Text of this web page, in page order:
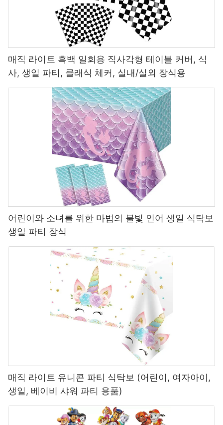
2. 중국에 대한 시사점
S 파티 용품 수출
A. 금지 된 제품에 직접적인 영향을 미칩니다
’
S 제한을 포함합니다:
- 플라스틱 풍선과 막대기.
- 플라스틱 색종이와 반짝이.
- 복구 불가능 플라스틱 포장.
중국 수출업자의 결과:
- 비준수 제품에 대한 시장 접근 손실.
- EU 세관에서 수익/거부 증가.
- 유럽 구매자의 주문이 준수 공급 업체로 이동합니다.
B. 준수 비용 상승
EU 표준을 충족시키기 위해서는 중국 제조업체가 있어야합니다:
- 제품을 재구성 (예 : 기존 플라스틱 대신 PLA 바이오 플라스틱 사
- 테스트 및 인증에 투자하십시오 (예 : tüv, 생분해 성을위한 퇴비).
- 재활용 표준을 충족하도록 포장을 재 설계합니다.
이러한 조정은 생산 비용을 증가시켜 수출업자의 이익 마진을 압박
C. 현지 EU 공급 업체에 대한 경쟁 단점
유럽 ​​제조업체는 점점 더 친환경적인 파티 용품을 생산하고 있으며:
- 물류 비용 절감 (대륙 교차 배송 없음).
- 지속 가능성에 대한 더 강력한 브랜드 신뢰.
- 녹색 제조에 대한 정부 보조금.
중국 수출 업체는 비용 효율적이고 준수하는 대안을 제공하거나 시
장 점유율을 잃어 버려 경쟁해야합니다.
3. 중국 수출업자를위한 적응 전략
- 생분해 성 플라스틱 (PLA, PHA) : EU 표준을 준수하지만 더 비쌉
- 종이 기반 대안 : 접시, 컵 및 장식에 점점 더 많이 사용됩니다.
- 재사용 가능한 파티 소모품 : 실리콘 테이블웨어, 직물 배너.
사례 연구 : 일부 중국 제조업체는 사탕 수수 기반 판과 쌀 껍질 칼로
로 성공적으로 전환하여 유럽 시장에서 승인을 얻었습니다.
B. 공급망 및 인증 강화
- 규정 준수를 보장하기 위해 EU 인증 실험실과 파트너십을 맺습니
매직 라이트 흑백 일회용 직사각형 테이블 커버, 식
사, 생일 파티, 클래식 체커, 실내/실외 장식용
어린이와 소녀를 위한 마법의 불빛 인어 생일 식탁보
생일 파티 장식
매직 라이트 유니콘 파티 식탁보 (어린이, 여자아이,
생일, 베이비 샤워 파티 용품)